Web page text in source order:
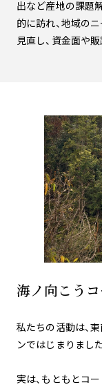
出など産地の課題
的に訪れ、地域の
見直し、資金面や
海ノ向こう
私たちの活動は、
ンではじまりました
実は、もともとコ